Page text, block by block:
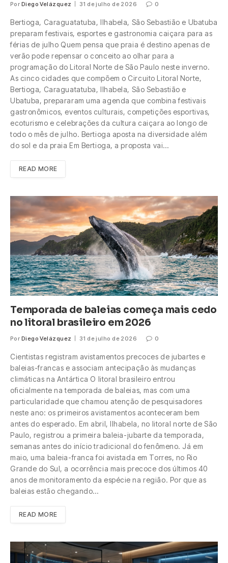
Por Diego Velázquez 31 de julho de 2026 0
Bertioga, Caraguatatuba, Ilhabela, São Sebastião e Ubatuba
preparam festivais, esportes e gastronomia caiçara para as
férias de julho Quem pensa que praia é destino apenas de
verão pode repensar o conceito ao olhar para a
programação do Litoral Norte de São Paulo neste inverno.
As cinco cidades que compõem o Circuito Litoral Norte,
Bertioga, Caraguatatuba, Ilhabela, São Sebastião e
Ubatuba, prepararam uma agenda que combina festivais
gastronômicos, eventos culturais, competições esportivas,
ecoturismo e celebrações da cultura caiçara ao longo de
todo o mês de julho. Bertioga aposta na diversidade além
do sol e da praia Em Bertioga, a proposta vai…
READ MORE
Temporada de baleias começa mais cedo
no litoral brasileiro em 2026
Por Diego Velázquez 31 de julho de 2026 0
Cientistas registram avistamentos precoces de jubartes e
baleias-francas e associam antecipação às mudanças
climáticas na Antártica O litoral brasileiro entrou
oficialmente na temporada de baleias, mas com uma
particularidade que chamou atenção de pesquisadores
neste ano: os primeiros avistamentos aconteceram bem
antes do esperado. Em abril, Ilhabela, no litoral norte de São
Paulo, registrou a primeira baleia-jubarte da temporada,
semanas antes do início tradicional do fenômeno. Já em
maio, uma baleia-franca foi avistada em Torres, no Rio
Grande do Sul, a ocorrência mais precoce dos últimos 40
anos de monitoramento da espécie na região. Por que as
baleias estão chegando…
READ MORE